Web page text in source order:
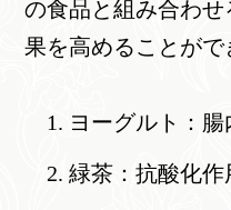
の食品と組み合わ
果を高めることがで
ヨーグルト：
緑茶：抗酸化作